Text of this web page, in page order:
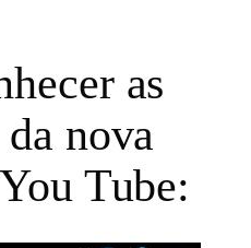
as
nova
Tube: